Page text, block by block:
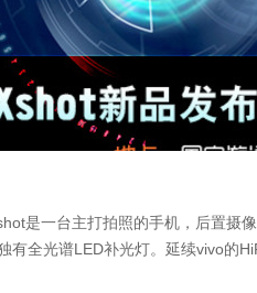
是一台主打拍照的手机，后置摄
有全光谱LED补光灯。延续vivo的